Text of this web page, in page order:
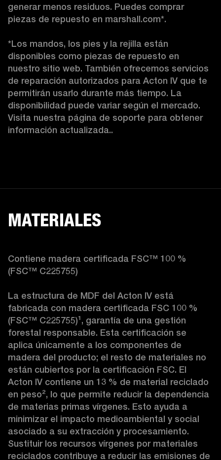
generar menos residuos. Puedes comprar
piezas de repuesto en marshall.com*.
*Los mandos, los pies y la rejilla están
disponibles como piezas de repuesto en
nuestro sitio web. También ofrecemos servicios
de reparación autorizados para Acton IV que te
permitirán usarlo durante más tiempo. La
disponibilidad puede variar según el mercado.
Visita nuestra página de soporte para obtener
información actualizada..
MATERIALES
Contiene madera certificada FSC™ 100 %
(FSC™ C225755)
La estructura de MDF del Acton IV está
fabricada con madera certificada FSC 100 %
(FSC™ C225755)¹, garantía de una gestión
forestal responsable. Esta certificación se
aplica únicamente a los componentes de
madera del producto; el resto de materiales no
están cubiertos por la certificación FSC. El
Acton IV contiene un 13 % de material reciclado
en peso², lo que permite reducir la dependencia
de materias primas vírgenes. Esto ayuda a
minimizar el impacto medioambiental y social
asociado a su extracción y procesamiento.
Sustituir los recursos vírgenes por materiales
reciclados contribuye a reducir las emisiones de